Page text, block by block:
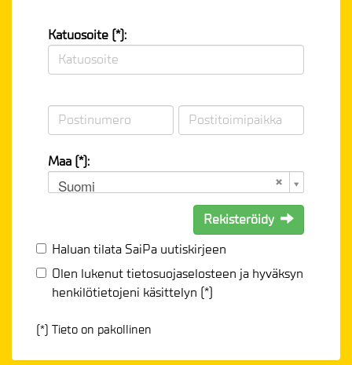
Katuosoite (*):
Maa (*):
Suomi
Rekisteröidy
Haluan tilata SaiPa uutiskirjeen
Olen lukenuttietosuojaselosteen ja hyväksyn
henkilötietojeni käsittelyn (*)
(*) Tieto on pakollinen